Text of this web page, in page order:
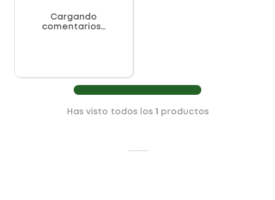
Cargando
comentarios…
Has visto todos los productos